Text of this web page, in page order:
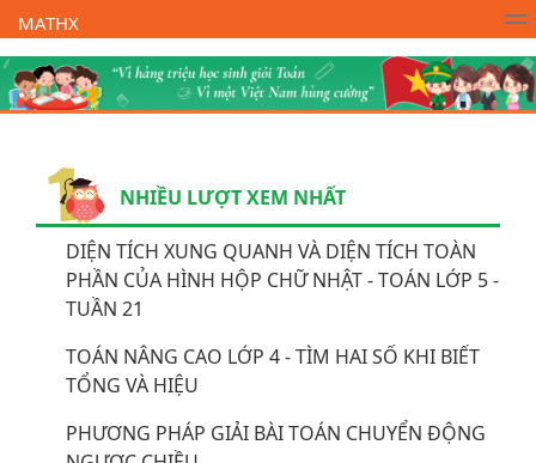
MATHX
Trường Toán Online MATHX Học toán - Lớp 1
NHIỀU LƯỢT XEM NHẤT
DIỆN TÍCH XUNG QUANH VÀ DIỆN TÍCH TOÀN
PHẦN CỦA HÌNH HỘP CHỮ NHẬT - TOÁN LỚP 5 -
TUẦN 21
TOÁN NÂNG CAO LỚP 4 - TÌM HAI SỐ KHI BIẾT
TỔNG VÀ HIỆU
PHƯƠNG PHÁP GIẢI BÀI TOÁN CHUYỂN ĐỘNG